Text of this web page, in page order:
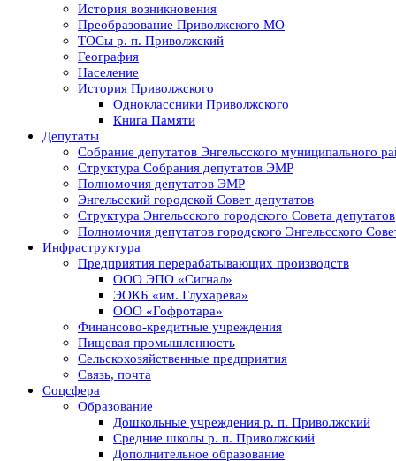
История возникновения
Преобразование Приволжского МО
ТОСы р. п. Приволжский
География
Население
История Приволжского
Одноклассники Приволжского
Книга Памяти
Депутаты
Собрание депутатов Энгельсского муниципального
Структура Собрания депутатов ЭМР
Полномочия депутатов ЭМР
Энгельсский городской Совет депутатов
Структура Энгельсского городского Совета депутатов
Полномочия депутатов городского Энгельсского
Инфраструктура
Предприятия перерабатывающих производств
ООО ЭПО «Сигнал»
ЭОКБ «им. Глухарева»
ООО «Гофротара»
Финансово-кредитные учреждения
Пищевая промышленность
Сельскохозяйственные предприятия
Связь, почта
Соцсфера
Образование
Дошкольные учреждения р. п. Приволжский
Средние школы р. п. Приволжский
Дополнительное образование